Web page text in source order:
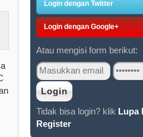
Login dengan Twitter
Login dengan Google+
Atau mengisi form berikut:
Tidak bisa login? klik Lupa
Register